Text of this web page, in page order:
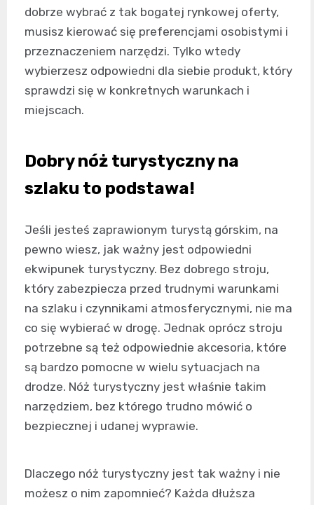
dobrze wybrać z tak bogatej rynkowej oferty,
musisz kierować się preferencjami osobistymi i
przeznaczeniem narzędzi. Tylko wtedy
wybierzesz odpowiedni dla siebie produkt, który
sprawdzi się w konkretnych warunkach i
miejscach.
Dobry nóż turystyczny na
szlaku to podstawa!
Jeśli jesteś zaprawionym turystą górskim, na
pewno wiesz, jak ważny jest odpowiedni
ekwipunek turystyczny. Bez dobrego stroju,
który zabezpiecza przed trudnymi warunkami
na szlaku i czynnikami atmosferycznymi, nie ma
co się wybierać w drogę. Jednak oprócz stroju
potrzebne są też odpowiednie akcesoria, które
są bardzo pomocne w wielu sytuacjach na
drodze. Nóż turystyczny jest właśnie takim
narzędziem, bez którego trudno mówić o
bezpiecznej i udanej wyprawie.
Dlaczego nóż turystyczny jest tak ważny i nie
możesz o nim zapomnieć? Każda dłuższa